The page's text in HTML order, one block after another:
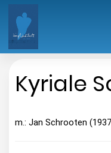
Kyriale
m.: Jan Schrooten